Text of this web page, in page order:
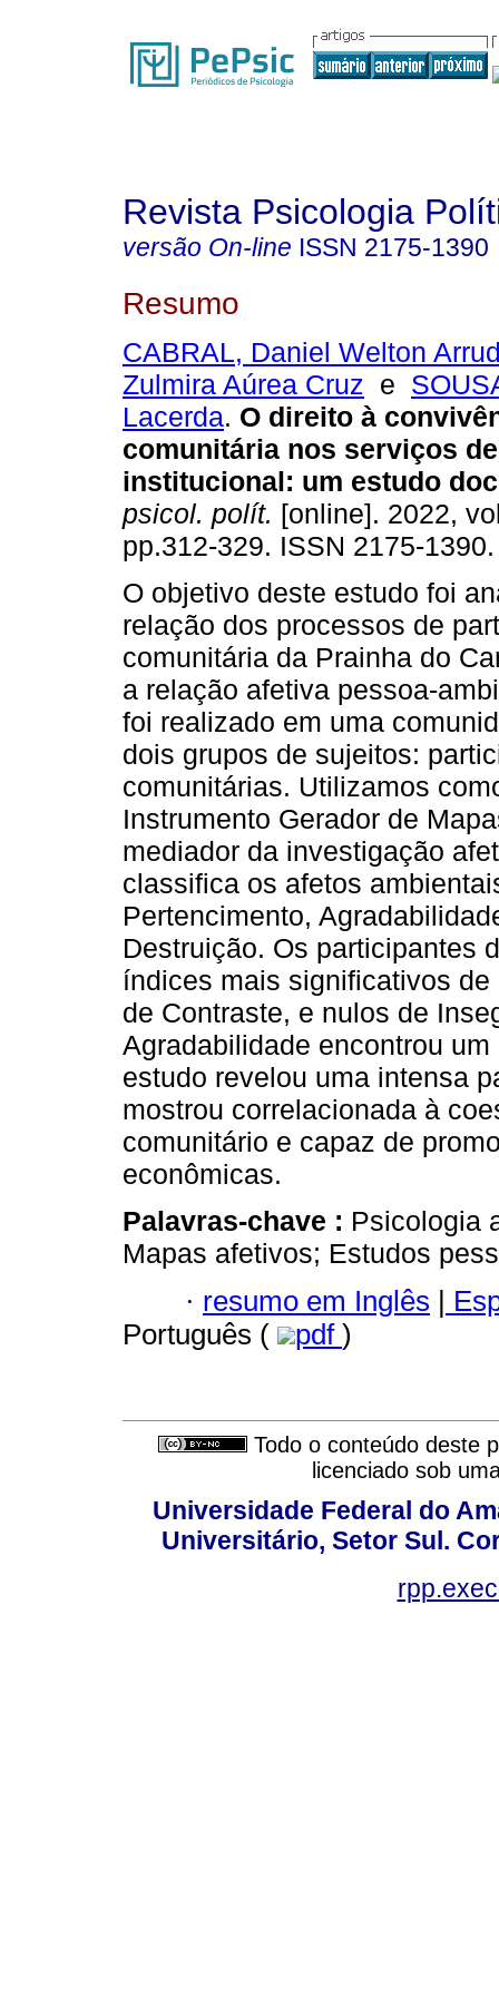
Revista Psicologia
versão On-line ISSN 2175-1390
Resumo
CABRAL, Daniel Welton
Zulmira Aúrea Cruz e
Lacerda. O direito à
comunitária nos serviços
institucional: um estudo
psicol. polít. [online]. 2022,
pp.312-329. ISSN 2175-1390.
O objetivo deste estudo foi
relação dos processos de
comunitária da Prainha do
a relação afetiva pessoa-
foi realizado em uma
dois grupos de sujeitos:
comunitárias. Utilizamos
Instrumento Gerador de
mediador da investigação
classifica os afetos
Pertencimento,
Destruição. Os participantes
índices mais significativos
de Contraste, e nulos de
Agradabilidade encontrou
estudo revelou uma intensa
mostrou correlacionada à
comunitário e capaz de
econômicas.
Palavras-chave : Psicologia
Mapas afetivos; Estudos
· resumo em Inglês |
Português (
pdf )
Todo o conteúdo deste
licenciado sob
Universidade Federal do
Universitário, Setor Sul.